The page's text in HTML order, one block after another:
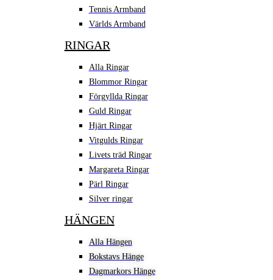
Tennis Armband
Världs Armband
RINGAR
Alla Ringar
Blommor Ringar
Förgyllda Ringar
Guld Ringar
Hjärt Ringar
Vitgulds Ringar
Livets träd Ringar
Margareta Ringar
Pärl Ringar
Silver ringar
HÄNGEN
Alla Hängen
Bokstavs Hänge
Dagmarkors Hänge